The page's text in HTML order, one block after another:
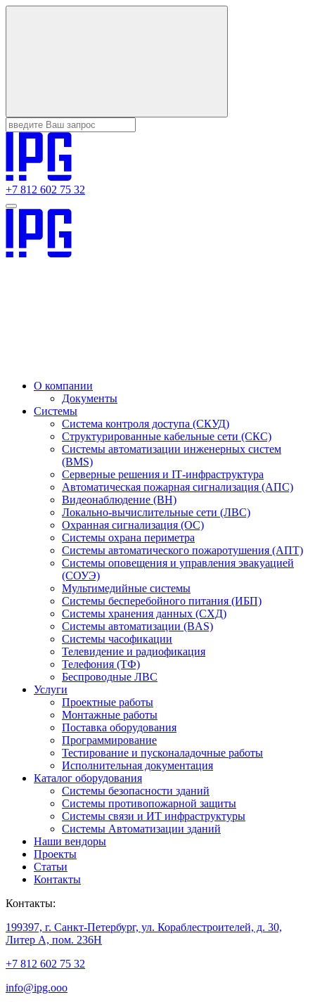
+7 812 602 75 32
О компании
Документы
Системы
Система контроля доступа (СКУД)
Структурированные кабельные сети (СКС)
Системы автоматизации инженерных систем
(BMS)
Серверные решения и IT‑инфраструктура
Автоматическая пожарная сигнализация (АПС)
Видеонаблюдение (ВН)
Локально-вычислительные сети (ЛВС)
Охранная сигнализация (ОС)
Системы охрана периметра
Системы автоматического пожаротушения (АПТ)
Системы оповещения и управления эвакуацией
(СОУЭ)
Мультимедийные системы
Системы бесперебойного питания (ИБП)
Системы хранения данных (СХД)
Системы автоматизации (BAS)
Системы часофикации
Телевидение и радиофикация
Телефония (ТФ)
Беспроводные ЛВС
Услуги
Проектные работы
Монтажные работы
Поставка оборудования
Программирование
Тестирование и пусконаладочные работы
Исполнительная документация
Каталог оборудования
Системы безопасности зданий
Системы противопожарной защиты
Системы связи и ИТ инфраструктуры
Системы Автоматизации зданий
Наши вендоры
Проекты
Статьи
Контакты
Контакты:
199397, г. Санкт-Петербург, ул. Кораблестроителей, д. 30,
Литер А, пом. 236Н
+7 812 602 75 32
info@ipg.ooo